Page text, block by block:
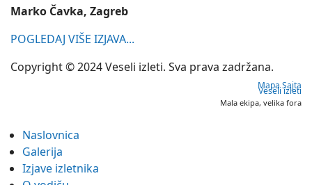
Marko Čavka, Zagreb
POGLEDAJ VIŠE IZJAVA...
Copyright © 2024 Veseli izleti. Sva prava zadržana.
Mapa Sajta
Veseli izleti
Mala ekipa, velika fora
Naslovnica
Galerija
Izjave izletnika